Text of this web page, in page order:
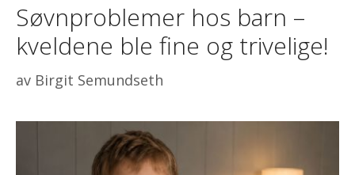
Søvnproblemer hos barn –
kveldene ble fine og trivelige!
av Birgit Semundseth